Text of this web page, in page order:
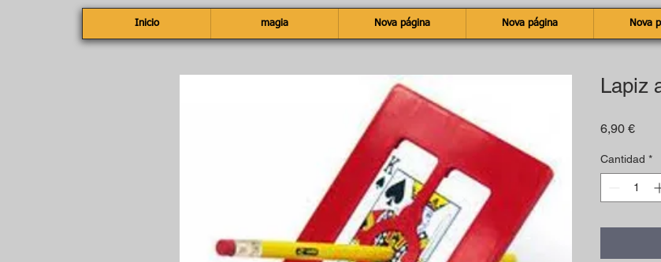
Inicio magia Nova página Nova página Nova
Lapiz
6,90 €
Cantidad *